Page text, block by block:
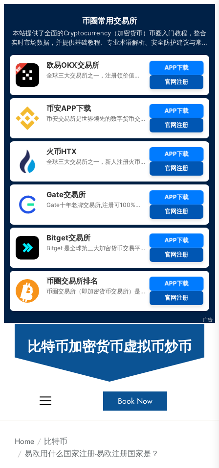
比特币加密货币虚拟币炒币
Book Now
Home
比特币
易欧用什么国家注册-易欧注册国家是？